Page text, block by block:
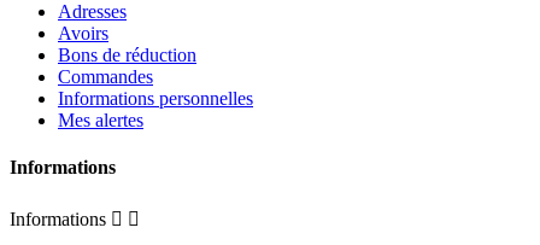
Adresses
Avoirs
Bons de réduction
Commandes
Informations personnelles
Mes alertes
Informations
Informations  